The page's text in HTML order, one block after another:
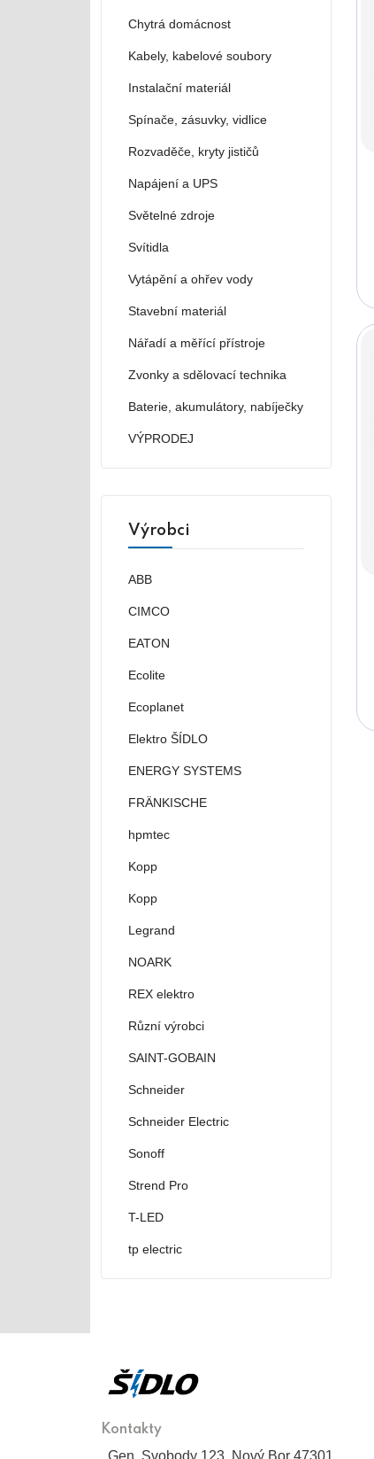
Chytrá domácnost
Kabely, kabelové soubory
Instalační materiál
Spínače, zásuvky, vidlice
Rozvaděče, kryty jističů
Napájení a UPS
Světelné zdroje
Svítidla
Vytápění a ohřev vody
Stavební materiál
Nářadí a měřící přístroje
Zvonky a sdělovací technika
Baterie, akumulátory, nabíječky
VÝPRODEJ
Výrobci
ABB
CIMCO
EATON
Ecolite
Ecoplanet
Elektro ŠÍDLO
ENERGY SYSTEMS
FRÄNKISCHE
hpmtec
Kopp
Kopp
Legrand
NOARK
REX elektro
Různí výrobci
SAINT-GOBAIN
Schneider
Schneider Electric
Sonoff
Strend Pro
T-LED
tp electric
Kontakty
Gen. Svobody 123, Nový Bor 47301